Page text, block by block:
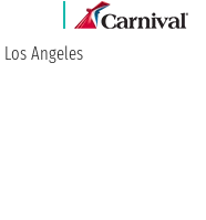
Los Angeles